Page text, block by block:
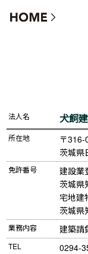
会社案内
法人名 犬飼
所在地
〒316-
茨城県
免許番号
建設業
茨城県
宅地建
茨城県
業務内容 建築請
TEL 0294-